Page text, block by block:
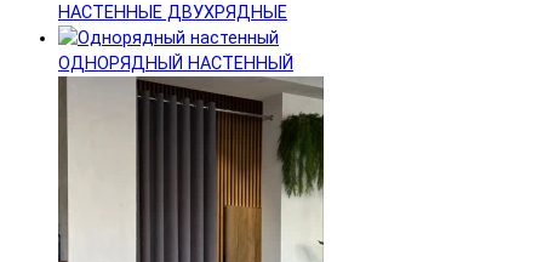
НАСТЕННЫЕ ДВУХРЯДНЫЕ
ОДНОРЯДНЫЙ НАСТЕННЫЙ